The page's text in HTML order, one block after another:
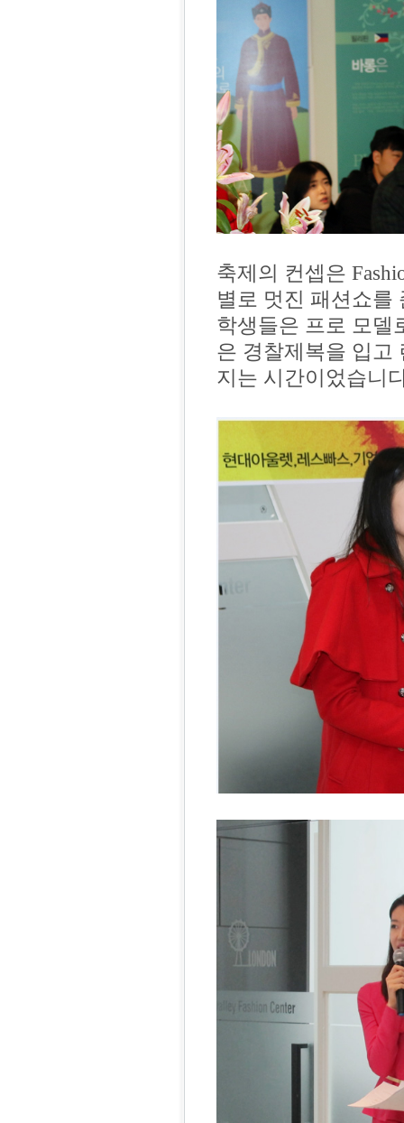
축제의 컨셉은
별로 멋진 패션쇼를
학생들은 프로 모델
은 경찰제복을 입고
지는 시간이었습니